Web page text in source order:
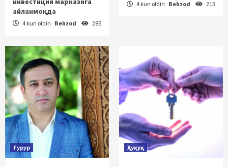
айланмоқда
4 kun oldin Behzod 285
4 kun oldin Behzod 213
Ғурур Ҳуқуқ